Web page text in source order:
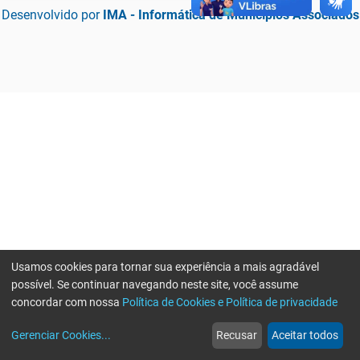
Desenvolvido por IMA - Informática de Municípios Associados
web
Notícias
more_horiz
Mais
Usamos cookies para tornar sua experiência a mais agradável
possível. Se continuar navegando neste site, você assume
concordar com nossa Política de Cookies e Política de privacidade
Gerenciar Cookies... Recusar Aceitar todos
Erro ao enviar informações, por favor tente novamente